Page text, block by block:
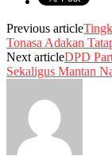
Previous article
Tonasa Adakan
Next articleDPD
Sekaligus Mantan